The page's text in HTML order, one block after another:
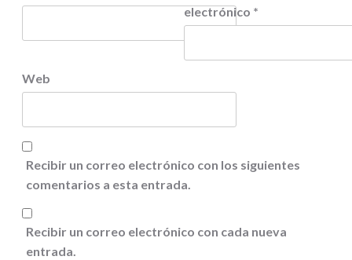
electrónico *
Web
Recibir un correo electrónico con los siguientes
comentarios a esta entrada.
Recibir un correo electrónico con cada nueva
entrada.